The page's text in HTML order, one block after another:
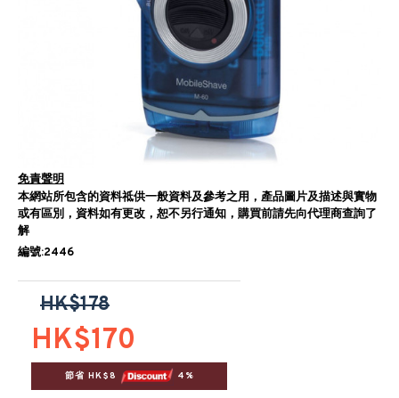
免責聲明
本網站所包含的資料祗供一般資料及參考之用，產品圖片及描述與實物
或有區別，資料如有更改，恕不另行通知，購買前請先向代理商查詢了
解
編號:2446
HK$170
HK$178
節省 HK$8 4%